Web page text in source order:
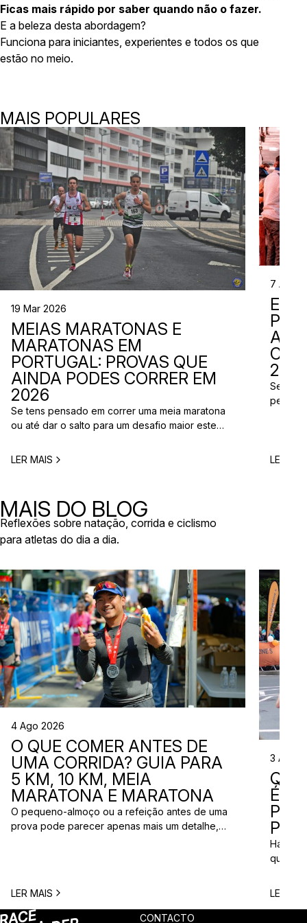
Ficas mais rápido por saber quando não o fazer.
E a beleza desta abordagem?
Funciona para iniciantes, experientes e todos os que
estão no meio.
MAIS POPULARES
19 Mar 2026
MEIAS MARATONAS E
MARATONAS EM
PORTUGAL: PROVAS QUE
AINDA PODES CORRER EM
2026
Se tens pensado em correr uma meia maratona
ou até dar o salto para um desafio maior este
planear. Entre a primavera e o verão, o
LER MAIS
7 Abr
Se
perto
LER
MAIS DO BLOG
Reflexões sobre natação, corrida e ciclismo
para atletas do dia a dia.
4 Ago 2026
O QUE COMER ANTES DE
UMA CORRIDA? GUIA PARA
5 KM, 10 KM, MEIA
MARATONA E MARATONA
O pequeno-almoço ou a refeição antes de uma
prova pode parecer apenas mais um detalhe,
corredores: o que comer antes de uma corrida?
A […]
LER MAIS
3 Ago
ÉS?
Há
quem
para
LER
CONTACTO